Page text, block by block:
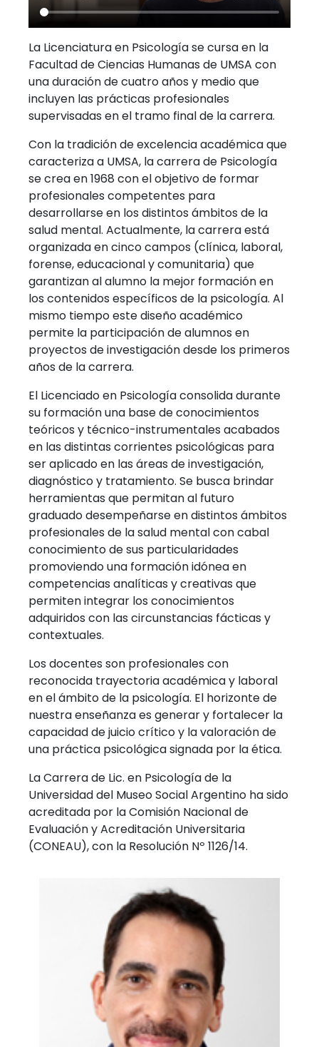
La Licenciatura en Psicología se cursa en la
Facultad de Ciencias Humanas de UMSA con
una duración de cuatro años y medio que
incluyen las prácticas profesionales
supervisadas en el tramo final de la carrera.
Con la tradición de excelencia académica que
caracteriza a UMSA, la carrera de Psicología
se crea en 1968 con el objetivo de formar
profesionales competentes para
desarrollarse en los distintos ámbitos de la
salud mental. Actualmente, la carrera está
organizada en cinco campos (clínica, laboral,
forense, educacional y comunitaria) que
garantizan al alumno la mejor formación en
los contenidos específicos de la psicología. Al
mismo tiempo este diseño académico
permite la participación de alumnos en
proyectos de investigación desde los primeros
años de la carrera.
El Licenciado en Psicología consolida durante
su formación una base de conocimientos
teóricos y técnico-instrumentales acabados
en las distintas corrientes psicológicas para
ser aplicado en las áreas de investigación,
diagnóstico y tratamiento. Se busca brindar
herramientas que permitan al futuro
graduado desempeñarse en distintos ámbitos
profesionales de la salud mental con cabal
conocimiento de sus particularidades
promoviendo una formación idónea en
competencias analíticas y creativas que
permiten integrar los conocimientos
adquiridos con las circunstancias fácticas y
contextuales.
Los docentes son profesionales con
reconocida trayectoria académica y laboral
en el ámbito de la psicología. El horizonte de
nuestra enseñanza es generar y fortalecer la
capacidad de juicio crítico y la valoración de
una práctica psicológica signada por la ética.
La Carrera de Lic. en Psicología de la
Universidad del Museo Social Argentino ha sido
acreditada por la Comisión Nacional de
Evaluación y Acreditación Universitaria
(CONEAU), con la Resolución Nº 1126/14.